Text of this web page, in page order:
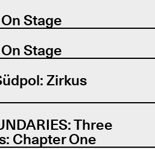
Stage
Stage
Zirkus
Three
Chapter One